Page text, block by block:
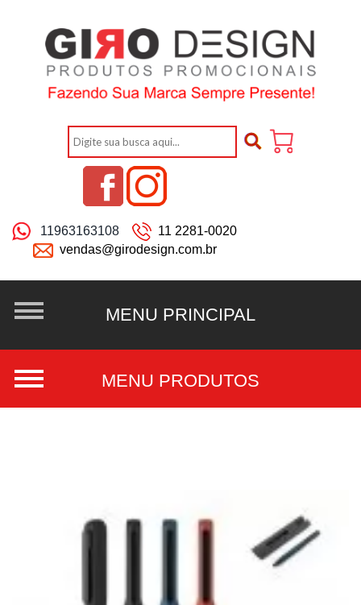
11963163108
11 2281-0020
vendas@girodesign.com.br